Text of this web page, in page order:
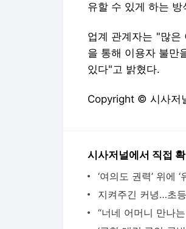
유할 수 있게 하는 방
업계 관계자는 "많은
을 통해 이용자 불만
있다"고 밝혔다.
Copyright © 시사저
시사저널에서 직접